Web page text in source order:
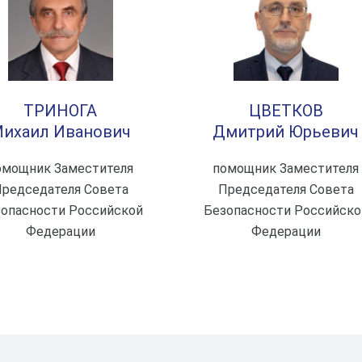
ТРИНОГА
Иванович
Заместителя
Совета
Российской
Федерации
ЦВЕТКОВ
Дмитрий Юрьевич
помощник Заместителя
Председателя Совета
Безопасности
Федерации